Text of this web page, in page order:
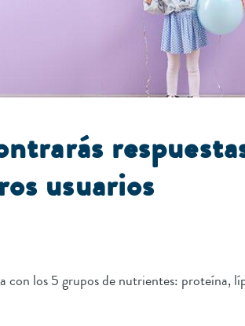
usuarios
los 5 grupos de nutrientes: proteína,